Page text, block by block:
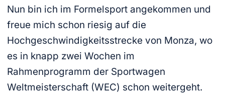
Nun bin ich im Formelsport angekommen und
freue mich schon riesig auf die
Hochgeschwindigkeitsstrecke von Monza, wo
es in knapp zwei Wochen im
Rahmenprogramm der Sportwagen
Weltmeisterschaft (WEC) schon weitergeht.